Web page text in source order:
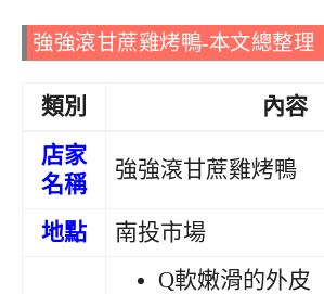
強強滾甘蔗雞烤鴨-本文總整理
類別
內容
店家
名稱
強強滾甘蔗雞烤鴨
地點 南投市場
Q軟嫩滑的外皮